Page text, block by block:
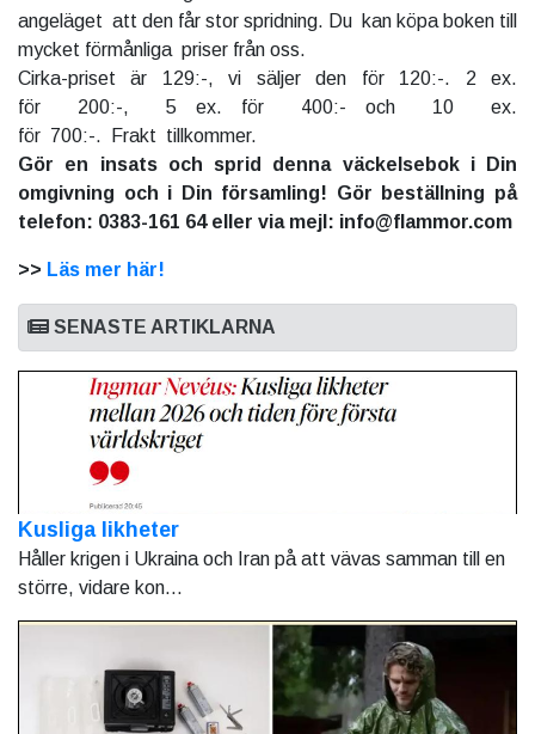
angeläget att den får stor spridning. Du kan köpa boken till
mycket förmånliga priser från oss.
Cirka-priset är 129:-, vi säljer den för 120:-. 2 ex.
för 200:-, 5 ex. för 400:- och 10 ex.
för 700:-. Frakt tillkommer.
Gör en insats och sprid denna väckelsebok i Din
omgivning och i Din församling! Gör beställning på
telefon: 0383-161 64 eller via mejl: info@flammor.com
>> Läs mer här!
SENASTE ARTIKLARNA
Kusliga likheter
Håller krigen i Ukraina och Iran på att vävas samman till en
större, vidare kon...